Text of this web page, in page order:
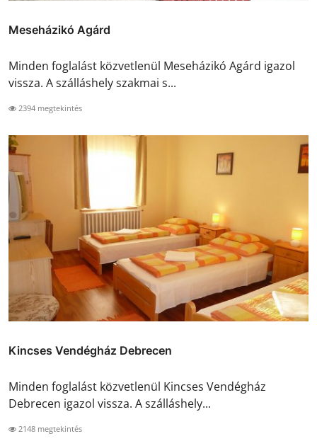
Meseházikó Agárd
Minden foglalást közvetlenül Meseházikó Agárd igazol
vissza. A szálláshely szakmai s...
2394 megtekintés
Kincses Vendégház Debrecen
Minden foglalást közvetlenül Kincses Vendégház
Debrecen igazol vissza. A szálláshely...
2148 megtekintés